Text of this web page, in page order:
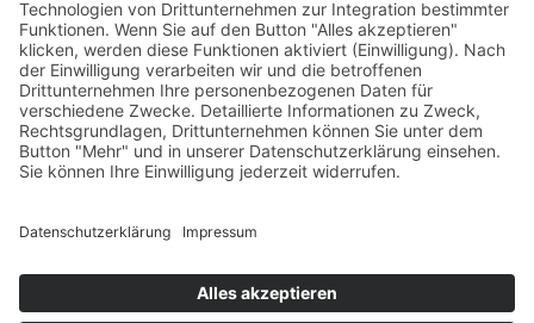
Weiterlesen: Start in die E-Mobilität
Seite 10 von 10
© 2026 Kirchliche Sozialstation Ettlingen e.V.